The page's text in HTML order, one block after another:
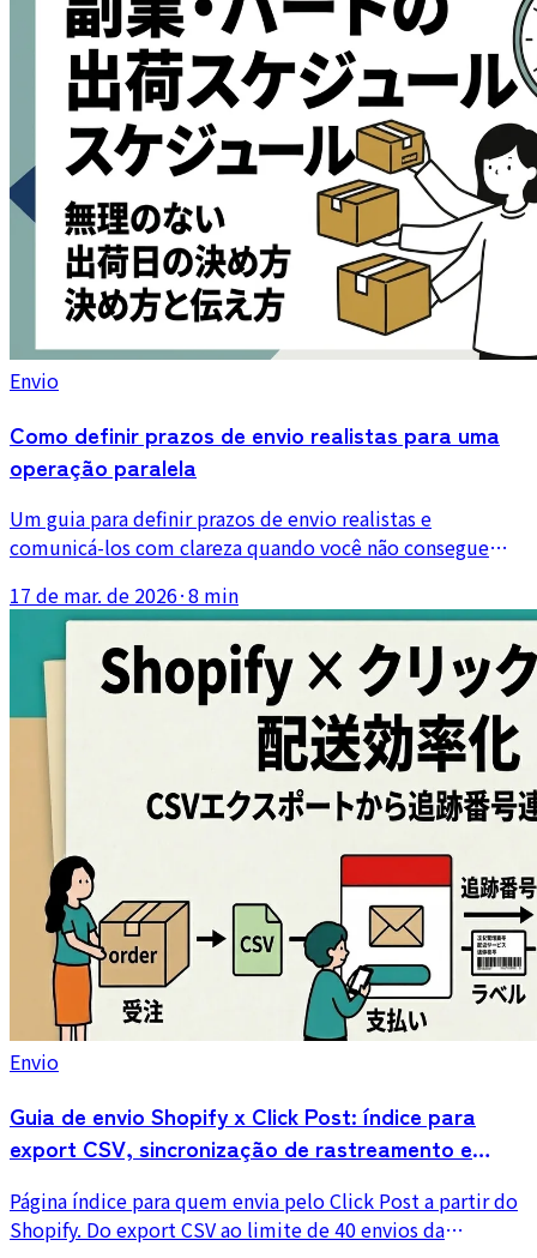
Envio
Como definir prazos de envio realistas para uma
operação paralela
Um guia para definir prazos de envio realistas e
comunicá-los com clareza quando você não consegue
meio período ou paralelas.
17 de mar. de 2026·8 min
Envio
Guia de envio Shopify x Click Post: índice para
export CSV, sincronização de rastreamento e
Página índice para quem envia pelo Click Post a partir do
Shopify. Do export CSV ao limite de 40 envios da